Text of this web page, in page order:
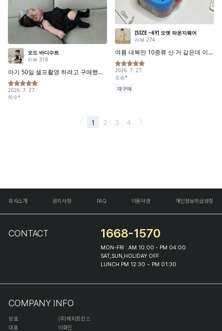
회사소개 공지사항 FAQ 이용약관 개인정보취급방침
CONTACT 1668-1570
MON-FRI : AM 10:00 - PM 04:00
SAT,SUN,HOLIDAY OFF
LUNCH PM 12:30 ~ PM 01:30
COMPANY INFO
상호
(주)해피프린스
대표
이화진